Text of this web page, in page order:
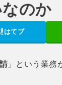
のか
はてブ
」という業務